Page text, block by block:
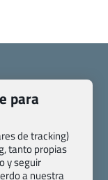
específicas
agencias
generales
para
de tracking)
tanto propias
y seguir
a nuestra